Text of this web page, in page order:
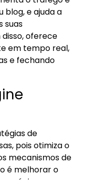
blog, e ajuda a
suas
oferece
em tempo real,
e fechando
de
pois otimiza o
mecanismos de
é melhorar o